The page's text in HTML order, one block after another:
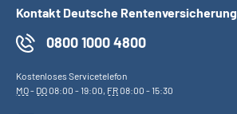
Kontakt Deutsche Rentenversicherung
0800 1000 4800
Kostenloses Servicetelefon
MO- DO08:00 - 19:00, FR08:00 - 15:30